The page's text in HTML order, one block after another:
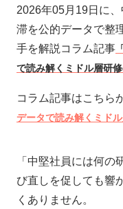
2026年05月19日に
滞を公的データで整
手を解説コラム記事
で読み解くミドル層研修
コラム記事はこちら
データで読み解くミド
「中堅社員には何の
び直しを促しても響
くありません。